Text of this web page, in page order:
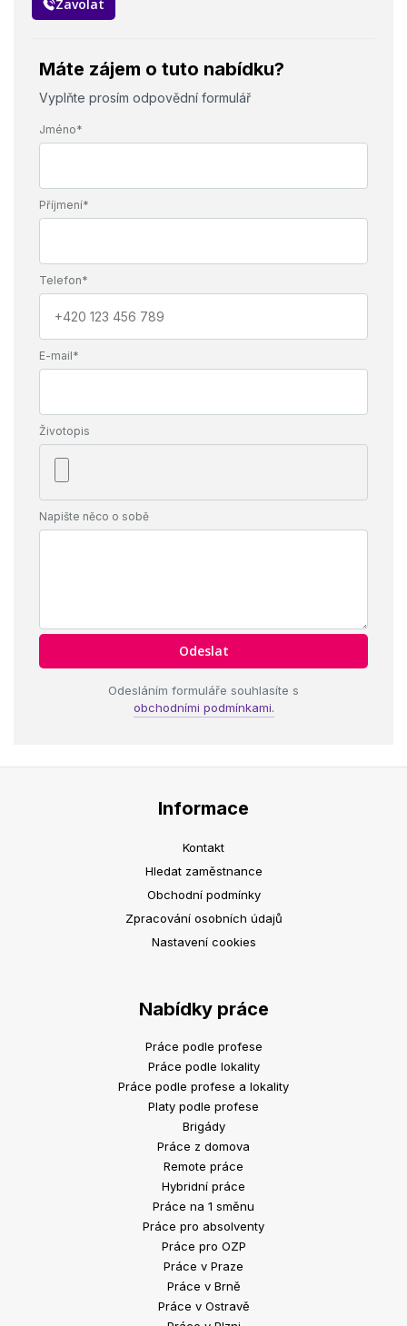
Zavolat
Máte zájem o tuto nabídku?
Vyplňte prosím odpovědní formulář
Jméno*
Příjmení*
Telefon*
E-mail*
Životopis
Napište něco o sobě
Odesláním formuláře souhlasíte s
obchodními podmínkami.
Informace
Kontakt
Hledat zaměstnance
Obchodní podmínky
Zpracování osobních údajů
Nastavení cookies
Nabídky práce
Práce podle profese
Práce podle lokality
Práce podle profese a lokality
Platy podle profese
Brigády
Práce z domova
Remote práce
Hybridní práce
Práce na 1 směnu
Práce pro absolventy
Práce pro OZP
Práce v Praze
Práce v Brně
Práce v Ostravě